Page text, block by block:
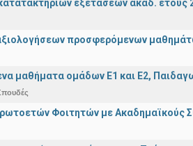
εξετάσεων ακαδ. έτους
προσφερόμενων
μαθήματα ομάδων Ε1 και Ε2,
Φοιτητών με Ακαδημαϊκούς